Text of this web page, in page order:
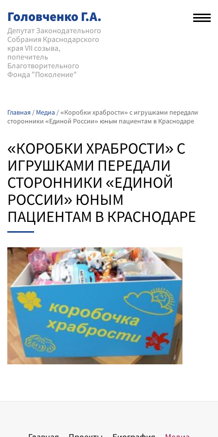
Головченко Г.А.
Депутат Законодательного
Собрания Краснодарского
края VII созыва,
попечитель
Благотворительного
Фонда "Поколение"
Главная / Медиа /«Коробки храбрости» с игрушками передали
сторонники «Единой России» юным пациентам в Краснодаре
«КОРОБКИ ХРАБРОСТИ» С
ИГРУШКАМИ ПЕРЕДАЛИ
СТОРОННИКИ «ЕДИНОЙ
РОССИИ» ЮНЫМ
ПАЦИЕНТАМ В КРАСНОДАРЕ